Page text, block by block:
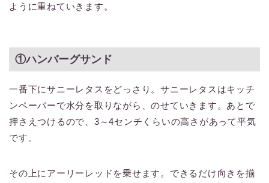
ように重ねていきます。
①ハンバーグサンド
一番下にサニーレタスをどっさり。サニーレタスはキッチ
ンペーパーで水分を取りながら、のせていきます。あとで
押さえつけるので、3～4センチくらいの高さがあって平気
です。
その上にアーリーレッドを乗せます。できるだけ向きを揃